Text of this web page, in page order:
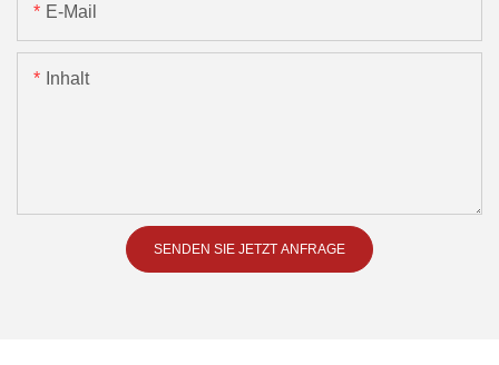
E-Mail
Inhalt
SENDEN SIE JETZT ANFRAGE